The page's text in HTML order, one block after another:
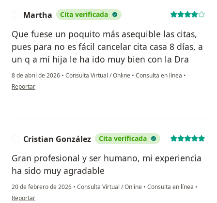
Martha Cita verificada
Que fuese un poquito más asequible las citas,
pues para no es fácil cancelar cita casa 8 días, a
un q a mí hija le ha ido muy bien con la Dra
8 de abril de 2026 • Consulta Virtual / Online • Consulta en línea •
en opinión del usuario Martha
Reportar
Cristian González Cita verificada
Gran profesional y ser humano, mi experiencia
ha sido muy agradable
20 de febrero de 2026 • Consulta Virtual / Online • Consulta en línea •
en opinión del usuario Cristian González
Reportar